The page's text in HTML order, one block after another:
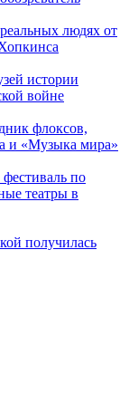
людях от
истории
войне
флоксов,
и «Музыка мира»
по
театры в
получилась